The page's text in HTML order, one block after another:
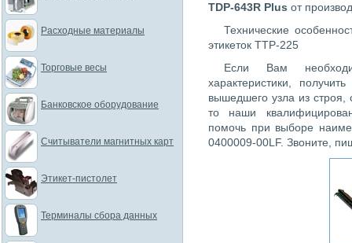
TDP-643R Plus от
Технические
этикеток TTP-225
Если Вам
характеристики,
вышедшего узла из
то наши
помочь при выборе
0400009-00LF. Звоните,
Расходные материалы
Торговые весы
Банковское оборудование
Считыватели магнитных карт
Этикет-пистолет
Терминалы сбора данных